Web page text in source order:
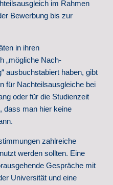
im Rahmen
Bewerbung bis zur
in ihren
„mögliche Nach­
ausbuchstabiert haben, gibt
für Nachteilsausgleiche bei
oder für die Studienzeit
dass man hier keine
zahlreiche
werden sollten. Eine
Gespräche mit
Universität und eine